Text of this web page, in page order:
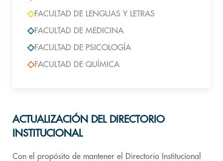
FACULTAD DE LENGUAS Y LETRAS
FACULTAD DE MEDICINA
FACULTAD DE PSICOLOGÍA
FACULTAD DE QUÍMICA
ACTUALIZACIÓN DEL DIRECTORIO
INSTITUCIONAL
Con el propósito de mantener el Directorio Institucional